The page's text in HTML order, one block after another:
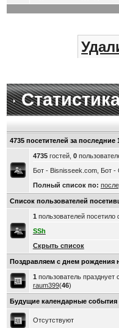
4735 посетителей за последние
4735гостей, 0
Бот - Bisnisseek.com, Бот -
Полный список по:
Список пользователей
1 пользователей
SSh
Скрыть список
Поздравляем с днем рождения
1 пользователь празднует
raum399(46)
Будущие календарные события
Отсутствуют